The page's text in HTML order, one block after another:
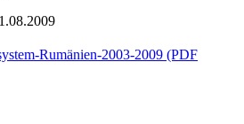
Rumänien-2003-2009 (PDF